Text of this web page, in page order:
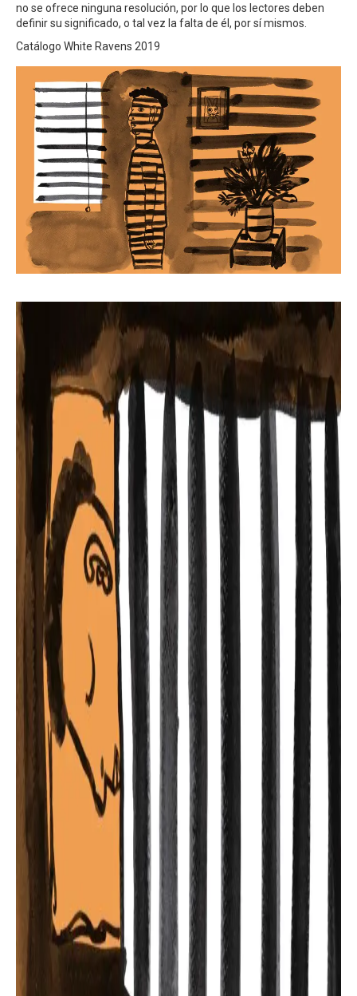
no se ofrece ninguna resolución, por lo que los lectores deben
definir su significado, o tal vez la falta de él, por sí mismos.
Catálogo White Ravens 2019